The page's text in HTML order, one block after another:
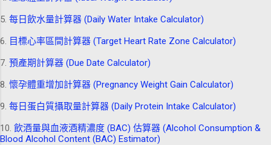
5. 每日飲水量計算器 (Daily Water Intake Calculator)
6. 目標心率區間計算器 (Target Heart Rate Zone Calculator)
7. 預產期計算器 (Due Date Calculator)
8. 懷孕體重增加計算器 (Pregnancy Weight Gain Calculator)
9. 每日蛋白質攝取量計算器 (Daily Protein Intake Calculator)
10. 飲酒量與血液酒精濃度 (BAC) 估算器 (Alcohol Consumption &
Blood Alcohol Content (BAC) Estimator)